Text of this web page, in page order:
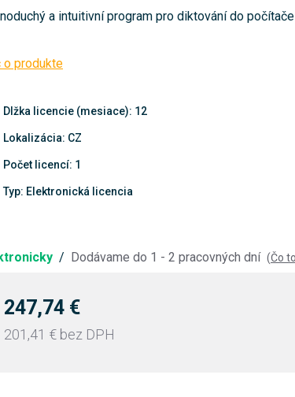
a intuitivní program pro diktování do
o produkte
Dlžka licencie (mesiace): 12
Lokalizácia: CZ
Počet licencí: 1
Typ: Elektronická licencia
/ Dodávame do 1 - 2 pracovných dní (Čo
247,74 €
201,41 € bez DPH